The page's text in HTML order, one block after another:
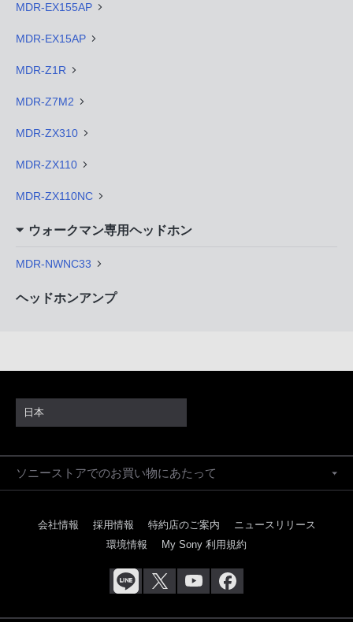
MDR-EX155AP
MDR-EX15AP
MDR-Z1R
MDR-Z7M2
MDR-ZX310
MDR-ZX110
MDR-ZX110NC
ウォークマン専用ヘッドホン
MDR-NWNC33
ヘッドホンアンプ
日本
ソニーストアでのお買い物にあたって
会社情報 採用情報 特約店のご案内
ニュースリリース
環境情報
My Sony 利用規約